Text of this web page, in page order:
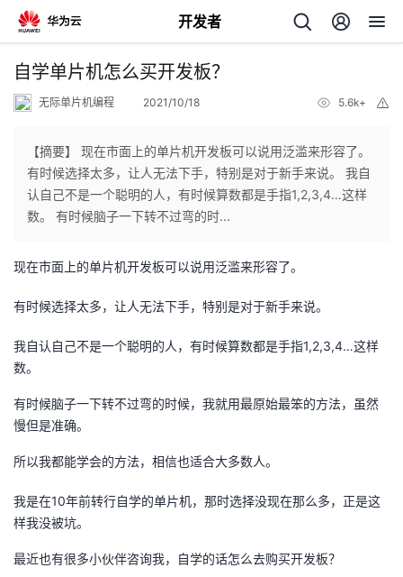
开发者
返
个
人
主
页
我
的
开
者
的
博
我
的
我
我
的
发
学
堂
我
Programs
的
持
我
自学单片机怎么买开发板？
无际单片机编程 2021/10/18 5.6k+
【摘要】 现在市面上的单片机开发板可以说用泛滥来形容了。
有时候选择太多，让人无法下手，特别是对于新手来说。 我自
认自己不是一个聪明的人，有时候算数都是手指1,2,3,4…这样
数。 有时候脑子一下转不过弯的时...
现在市面上的单片机开发板可以说用泛滥来形容了。
有时候选择太多，让人无法下手，特别是对于新手来说。
我自认自己不是一个聪明的人，有时候算数都是手指1,2,3,4…这样
数。
有时候脑子一下转不过弯的时候，我就用最原始最笨的方法，虽然
慢但是准确。
所以我都能学会的方法，相信也适合大多数人。
我是在10年前转行自学的单片机，那时选择没现在那么多，正是这
样我没被坑。
最近也有很多小伙伴咨询我，自学的话怎么去购买开发板？